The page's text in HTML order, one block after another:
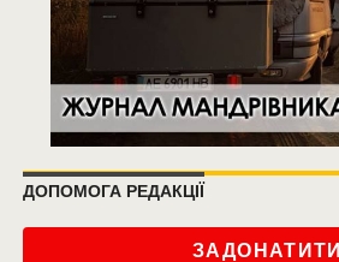
ДОПОМОГА РЕДАКЦІЇ
ЗАДОНАТИТИ